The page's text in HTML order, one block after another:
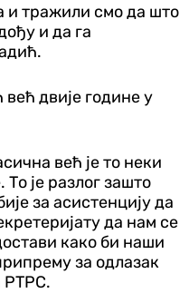
и тражили смо да што
и да га
двије године у
већ је то неки
је разлог зашто
за асистенцију да
да нам се
како би наши
за одлазак
РТРС.